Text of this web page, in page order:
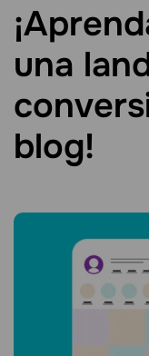
una
blog!